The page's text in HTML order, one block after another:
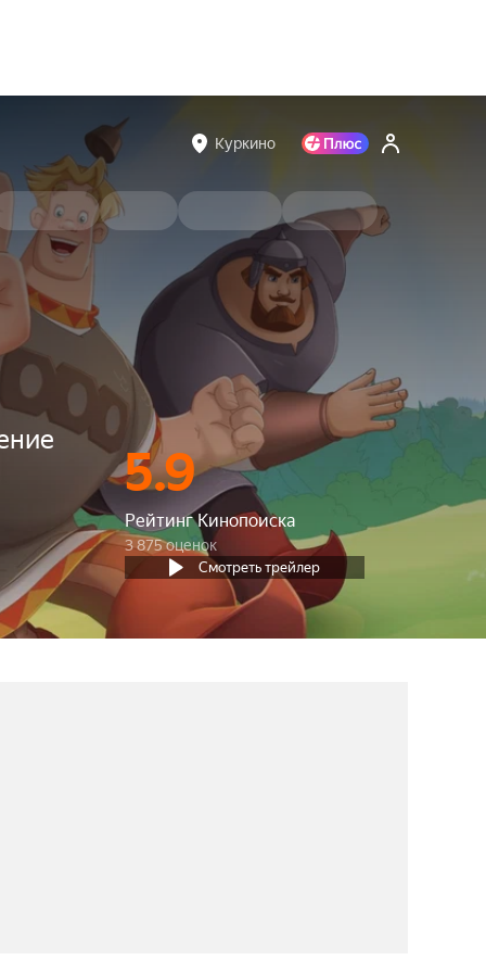
Куркино
5.9
Рейтинг Кинопоиска
3 875 оценок
Смотреть трейлер